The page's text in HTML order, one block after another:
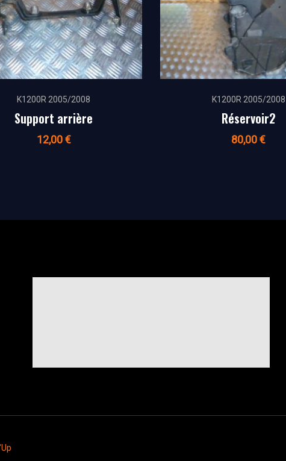
K1200R 2005/2008
Support arrière
12,00€
K1200R 2005/2008
Réservoir2
80,00€